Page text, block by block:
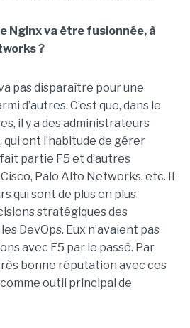
Nginx va être fusionnée, à
?
pas disparaître pour une
d’autres. C’est que, dans le
il y a des administrateurs
qui ont l’habitude de gérer
partie F5 et d’autres
Palo Alto Networks, etc. Il
qui sont de plus en plus
stratégiques des
DevOps. Eux n’avaient pas
avec F5 par le passé. Par
bonne réputation avec ces
outil principal de